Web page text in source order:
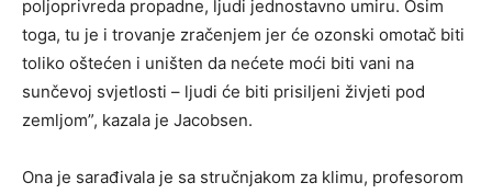
poljoprivreda propadne, ljudi jednostavno umiru. Osim
toga, tu je i trovanje zračenjem jer će ozonski omotač biti
toliko oštećen i uništen da nećete moći biti vani na
sunčevoj svjetlosti – ljudi će biti prisiljeni živjeti pod
zemljom”, kazala je Jacobsen.
Ona je sarađivala je sa stručnjakom za klimu, profesorom